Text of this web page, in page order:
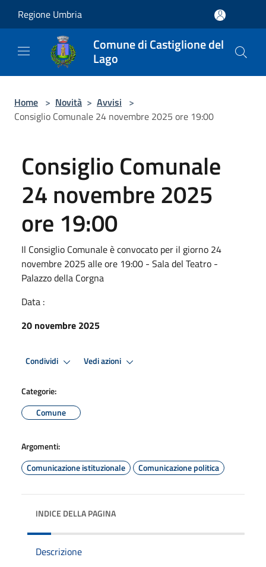
Regione Umbria
Comune di Castiglione del
Lago
Home > Novità > Avvisi >
Consiglio Comunale 24 novembre 2025 ore 19:00
Consiglio Comunale
24 novembre 2025
ore 19:00
Il Consiglio Comunale è convocato per il giorno 24
novembre 2025 alle ore 19:00 - Sala del Teatro -
Palazzo della Corgna
Data :
20 novembre 2025
Condividi Vedi azioni
Categorie:
Comune
Argomenti:
Comunicazione istituzionale
Comunicazione politica
INDICE DELLA PAGINA
Descrizione